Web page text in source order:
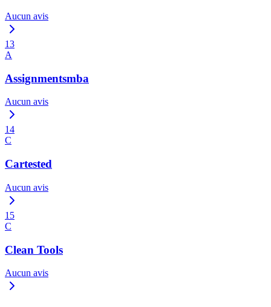
Aucun avis
13
A
Assignmentsmba
Aucun avis
14
C
Cartested
Aucun avis
15
C
Clean Tools
Aucun avis